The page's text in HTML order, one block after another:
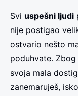
Svi uspešni ljudi
nije postigao
ostvario nešto
poduhvate.
svoja mala
zanemaruješ,